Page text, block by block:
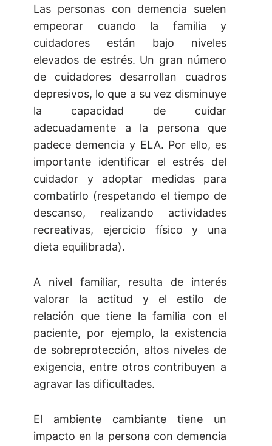
Las personas con demencia suelen
empeorar cuando la familia y
cuidadores están bajo niveles
elevados de estrés. Un gran número
de cuidadores desarrollan cuadros
depresivos, lo que a su vez disminuye
la capacidad de cuidar
adecuadamente a la persona que
padece demencia y ELA. Por ello, es
importante identificar el estrés del
cuidador y adoptar medidas para
combatirlo (respetando el tiempo de
descanso, realizando actividades
recreativas, ejercicio físico y una
dieta equilibrada).
A nivel familiar, resulta de interés
valorar la actitud y el estilo de
relación que tiene la familia con el
paciente, por ejemplo, la existencia
de sobreprotección, altos niveles de
exigencia, entre otros contribuyen a
agravar las dificultades.
El ambiente cambiante tiene un
impacto en la persona con demencia